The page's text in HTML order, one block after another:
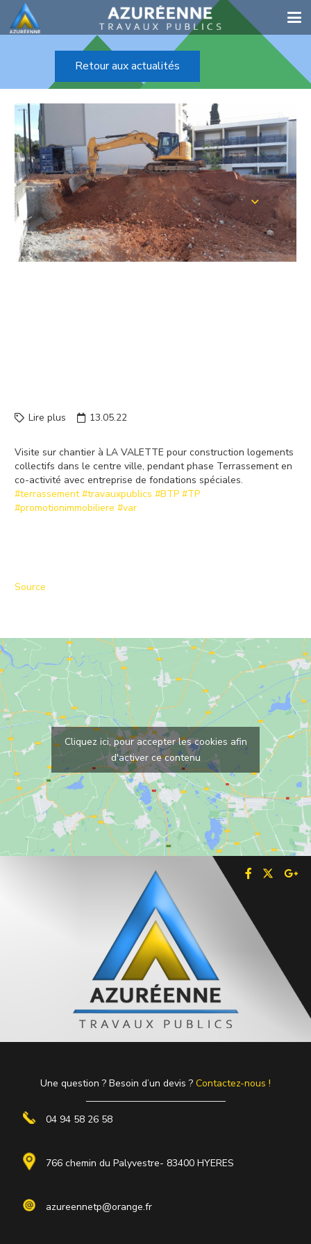
Retour aux actualités
Lire plus 13.05.22
Visite sur chantier à LA VALETTE pour construction logements
collectifs dans le centre ville, pendant phase Terrassement en
co-activité avec entreprise de fondations spéciales.
#terrassement #travauxpublics #BTP #TP
#promotionimmobiliere #var
Source
Cliquez ici, pour accepter les cookies afin
d'activer ce contenu
Une question ? Besoin d’un devis ? Contactez-nous !
04 94 58 26 58
766 chemin du Palyvestre- 83400 HYERES
azureennetp@orange.fr